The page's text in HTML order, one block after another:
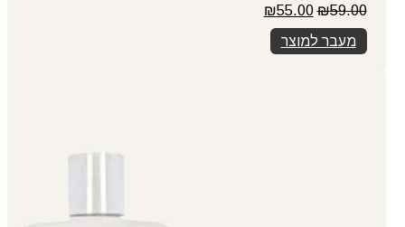
₪59.00
המחיר
המקורי
היה:
₪59.00.
₪55.00
מעבר למוצר